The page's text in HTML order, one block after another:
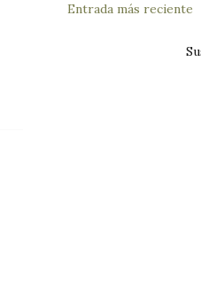
Entrada más reciente